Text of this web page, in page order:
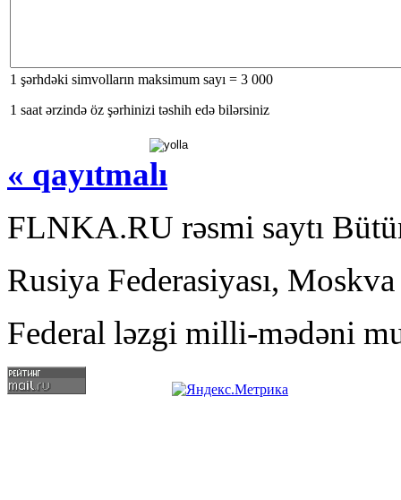
1 şərhdəki simvolların maksimum sayı = 3 000
1 saat ərzində öz şərhinizi təshih edə bilərsiniz
« qayıtmalı
FLNKA.RU rəsmi saytı
Rusiya Federasiyası,
Federal ləzgi milli-mədəni